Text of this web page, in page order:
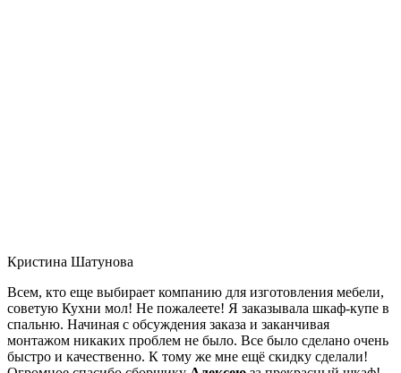
Кристина Шатунова
Всем, кто еще выбирает компанию для изготовления мебели,
советую Кухни мол! Не пожалеете! Я заказывала шкаф-купе в
спальню. Начиная с обсуждения заказа и заканчивая
монтажом никаких проблем не было. Все было сделано очень
быстро и качественно. К тому же мне ещё скидку сделали!